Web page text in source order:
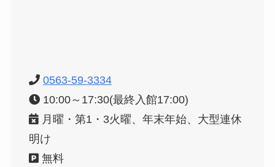
0563-59-3334
10:00～17:30(最終入館17:00)
月曜・第1・3火曜、年末年始、大型連休
明け
無料